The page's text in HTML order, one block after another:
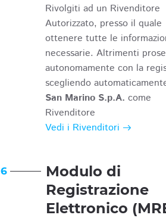
Rivolgiti ad un Rivenditore
Autorizzato, presso il quale
ottenere tutte le
necessarie. Altrimenti
autonomamente con la
scegliendo
San Marino S.p.A. come
Rivenditore
Vedi i Rivenditori
Modulo di
Registrazione
Elettronico